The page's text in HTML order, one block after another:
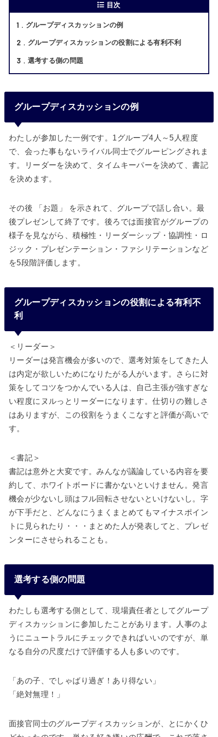
目次
1 グループディスカッションの例
2 グループディスカッションの役割による有利不利
3 選考する側の問題
グループディスカッションの例
わたしが参加した一例です。1グループ4人～5人程度
で、会った事もないライバル同士でグルーピングされま
す。リーダーを決めて、タイムキーパーを決めて、書記
を決めます。
その後 「お題」 を示されて、グループで話し合い。最
後プレゼンして終了です。後ろでは面接官がグループの
様子を見ながら、積極性・リーダーシップ・協調性・ロ
ジック・プレゼンテーション・ファシリテーションなど
を5段階評価します。
グループディスカッションの役割による有利不
利
＜リーダー＞
リーダーは発言機会が多いので、選考対策をしてきた人
は内定が欲しいためになりたがる人がいます。さらに対
策をしてコツをつかんでいる人は、自己主張が強すぎな
い程度にヌルっとリーダーになります。仕切りの難しさ
はありますが、この役割をうまくこなすと評価が高いで
す。
＜書記＞
書記は意外と大変です。みんなが議論している内容を要
約して、ホワイトボードに書かないといけません。発言
機会が少ないし頭はフル回転させないといけないし。字
が下手だと、どんなにうまくまとめてもマイナスポイン
トに見られたり・・・まとめた人が発表してと、プレゼ
ンターにさせられることも。
選考する側の問題
わたしも選考する側として、現場責任者としてグループ
ディスカッションに参加したことがあります。人事のよ
うにニュートラルにチェックできればいいのですが、単
なる自分の尺度だけで評価する人も多いのです。
「あの子、でしゃばり過ぎ！あり得ない」
「絶対無理！」
面接官同士のグループディスカッションが、とにかくひ